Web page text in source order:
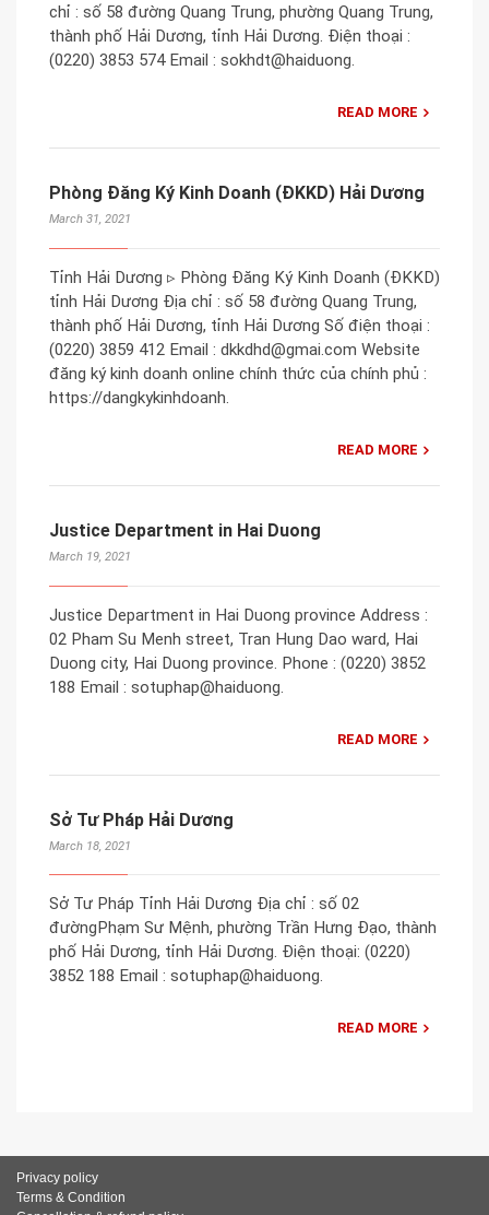
chỉ : số 58 đường Quang Trung, phường Quang Trung,
thành phố Hải Dương, tỉnh Hải Dương. Điện thoại :
(0220) 3853 574 Email : sokhdt@haiduong.
READ MORE
Phòng Đăng Ký Kinh Doanh (ĐKKD) Hải Dương
March 31, 2021
Tỉnh Hải Dương ▹ Phòng Đăng Ký Kinh Doanh (ĐKKD)
tỉnh Hải Dương Địa chỉ : số 58 đường Quang Trung,
thành phố Hải Dương, tỉnh Hải Dương Số điện thoại :
(0220) 3859 412 Email : dkkdhd@gmai.com Website
đăng ký kinh doanh online chính thức của chính phủ :
https://dangkykinhdoanh.
READ MORE
Justice Department in Hai Duong
March 19, 2021
Justice Department in Hai Duong province Address :
02 Pham Su Menh street, Tran Hung Dao ward, Hai
Duong city, Hai Duong province. Phone : (0220) 3852
188 Email : sotuphap@haiduong.
READ MORE
Sở Tư Pháp Hải Dương
March 18, 2021
Sở Tư Pháp Tỉnh Hải Dương Địa chỉ : số 02
đườngPhạm Sư Mệnh, phường Trần Hưng Đạo, thành
phố Hải Dương, tỉnh Hải Dương. Điện thoại: (0220)
3852 188 Email : sotuphap@haiduong.
READ MORE
Privacy policy
Terms & Condition